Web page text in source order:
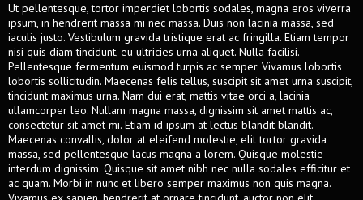
Ut pellentesque, tortor imperdiet lobortis sodales, magna eros viverra
ipsum, in hendrerit massa mi nec massa. Duis non lacinia massa, sed
iaculis justo. Vestibulum gravida tristique erat ac fringilla. Etiam tempor
nisi quis diam tincidunt, eu ultricies urna aliquet. Nulla facilisi.
Pellentesque fermentum euismod turpis ac semper. Vivamus lobortis
lobortis sollicitudin. Maecenas felis tellus, suscipit sit amet urna suscipit,
tincidunt maximus urna. Nam dui erat, mattis vitae orci a, lacinia
ullamcorper leo. Nullam magna massa, dignissim sit amet mattis ac,
consectetur sit amet mi. Etiam id ipsum at lectus blandit blandit.
Maecenas convallis, dolor at eleifend molestie, elit tortor gravida
massa, sed pellentesque lacus magna a lorem. Quisque molestie
interdum dignissim. Quisque sit amet nibh nec nulla sodales efficitur et
ac quam. Morbi in nunc et libero semper maximus non quis magna.